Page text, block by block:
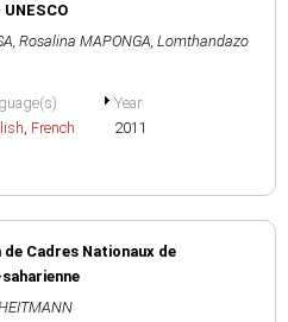
, Rosalina MAPONGA, Lomthandazo
, French
Year
2011
Cadres Nationaux de